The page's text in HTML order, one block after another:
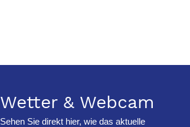
Wetter & Webcam
Sehen Sie direkt hier, wie das aktuelle